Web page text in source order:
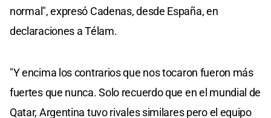
normal", expresó Cadenas, desde España, en
declaraciones a Télam.
"Y encima los contrarios que nos tocaron fueron más
fuertes que nunca. Solo recuerdo que en el mundial de
Qatar, Argentina tuvo rivales similares pero el equipo